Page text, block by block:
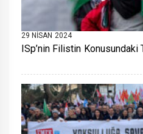
29 NISAN 2024
ISp’nin Filistin Konusundaki